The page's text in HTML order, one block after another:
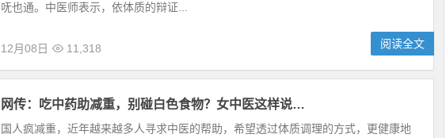
呒也通。中医师表示，依体质的辩证...
12月08日 11,318 阅读全文
网传：吃中药助减重，别碰白色食物？女中医这样说…
国人疯减重，近年越来越多人寻求中医的帮助，希望透过体质调理的方式，更健康地